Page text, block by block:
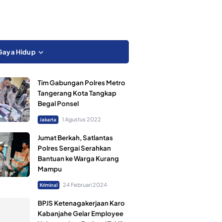
Hidup
Tim Gabungan Polres Metro
Tangerang Kota Tangkap
Begal Ponsel
Jakarta 1 Agustus 2022
Jumat Berkah, Satlantas
Polres Sergai Serahkan
Bantuan ke Warga Kurang
Mampu
Kriminal 24 Februari 2024
BPJS Ketenagakerjaan Karo
Kabanjahe Gelar Employee